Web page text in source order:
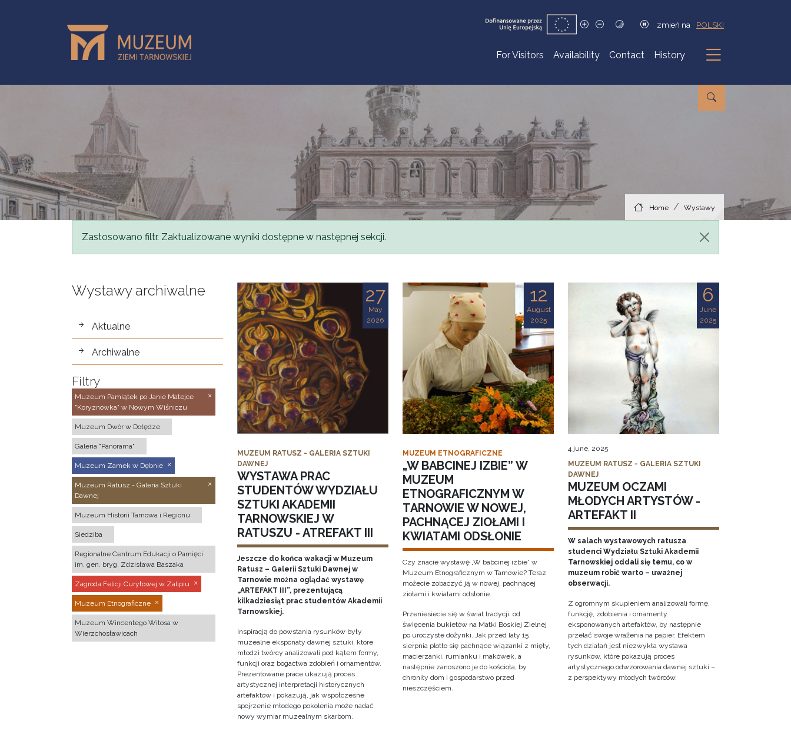
zmień na POLSKI
For Visitors Availability Contact History
Submenu
Home Wystawy
Status message
Zastosowano filtr. Zaktualizowane wyniki dostępne w następnej sekcji.
Wystawy archiwalne
wystawy
Aktualne
Archiwalne
Filtry
Muzeum Pamiątek po Janie Matejce
"Koryznówka" w Nowym Wiśniczu
Muzeum Dwór w Dołędze
Galeria "Panorama"
Muzeum Zamek w Dębnie
Muzeum Ratusz - Galeria Sztuki
Dawnej
Muzeum Historii Tarnowa i Regionu
Siedziba
Regionalne Centrum Edukacji o Pamięci
im. gen. bryg. Zdzisława Baszaka
Zagroda Felicji Curyłowej w Zalipiu
Muzeum Etnograficzne
Muzeum Wincentego Witosa w
Wierzchosławicach
27
May
2026
MUZEUM RATUSZ - GALERIA SZTUKI
DAWNEJ
WYSTAWA PRAC
STUDENTÓW WYDZIAŁU
SZTUKI AKADEMII
TARNOWSKIEJ W
RATUSZU - ATREFAKT III
Jeszcze do końca wakacji w Muzeum
Ratusz – Galerii Sztuki Dawnej w
Tarnowie można oglądać wystawę
„ARTEFAKT III”, prezentującą
kilkadziesiąt prac studentów Akademii
Tarnowskiej.
Inspiracją do powstania rysunków były
muzealne eksponaty dawnej sztuki, które
młodzi twórcy analizowali pod kątem formy,
funkcji oraz bogactwa zdobień i ornamentów.
Prezentowane prace ukazują proces
artystycznej interpretacji historycznych
artefaktów i pokazują, jak współczesne
spojrzenie młodego pokolenia może nadać
nowy wymiar muzealnym skarbom.
12
August
2025
MUZEUM ETNOGRAFICZNE
„W BABCINEJ IZBIE” W
MUZEUM
ETNOGRAFICZNYM W
TARNOWIE W NOWEJ,
PACHNĄCEJ ZIOŁAMI I
KWIATAMI ODSŁONIE
Czy znacie wystawę „W babcinej izbie” w
Muzeum Etnograficznym w Tarnowie? Teraz
możecie zobaczyć ją w nowej, pachnącej
ziołami i kwiatami odsłonie.
Przeniesiecie się w świat tradycji: od
święcenia bukietów na Matki Boskiej Zielnej
po uroczyste dożynki. Jak przed laty 15
sierpnia plotło się pachnące wiązanki z mięty,
macierzanki, rumianku i makówek, a
następnie zanoszono je do kościoła, by
chroniły dom i gospodarstwo przed
nieszczęściem.
6
June
2025
4 june, 2025
MUZEUM RATUSZ - GALERIA SZTUKI
DAWNEJ
MUZEUM OCZAMI
MŁODYCH ARTYSTÓW -
ARTEFAKT II
W salach wystawowych ratusza
studenci Wydziału Sztuki Akademii
Tarnowskiej oddali się temu, co w
muzeum robić warto – uważnej
obserwacji.
Z ogromnym skupieniem analizowali formę,
funkcję, zdobienia i ornamenty
eksponowanych artefaktów, by następnie
przelać swoje wrażenia na papier. Efektem
tych działań jest niezwykła wystawa
rysunków, które pokazują proces
artystycznego odwzorowania dawnej sztuki –
z perspektywy młodych twórców.